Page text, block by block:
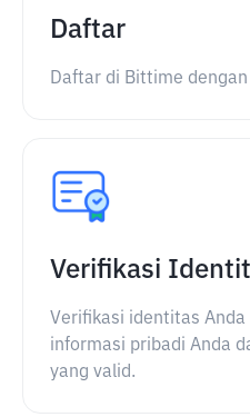
Daftar
Daftar di Bittime
Verifikasi
Verifikasi identitas
informasi pribadi Anda
yang valid.